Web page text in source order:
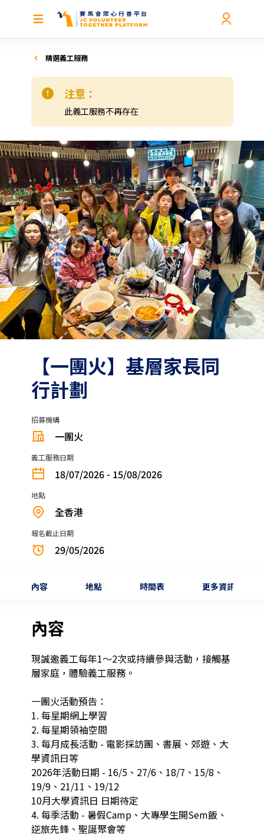
精選義工服務
注意：
此義工服務不再存在
【一團火】⁠基層家長同
行計劃
招募機構
一團火
義工服務日期
18/07/2026 - 15/08/2026
地點
全香港
報名截止日期
29/05/2026
內容 地點 時間表 更多資訊
內容
現誠邀義工每年1～2次或持續參與活動，接觸基
層家庭，體驗義工服務。
一團火活動預告：
1. 每星期網上學習
2. 每星期領袖空間
3. 每月成長活動 - 電影採訪團、書展、郊遊、大
學資訊日等
2026年活動日期 - 16/5、27/6、18/7、15/8、
19/9、21/11、19/12
10月大學資訊日 日期待定
4. 每季活動 - 暑假Camp、大專學生開Sem飯、
逆旅先鋒、聖誕聚會等